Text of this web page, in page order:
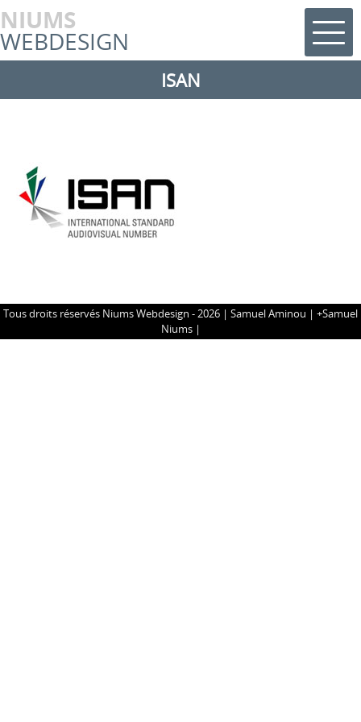
NIUMS
WEBDESIGN
ISAN
Tous droits réservés Niums Webdesign - 2026 | Samuel Aminou | +Samuel
Niums|